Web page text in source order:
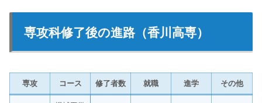
専攻科修了後の進路（香川高専）
専攻 コース 修了者数 就職 進学 その他